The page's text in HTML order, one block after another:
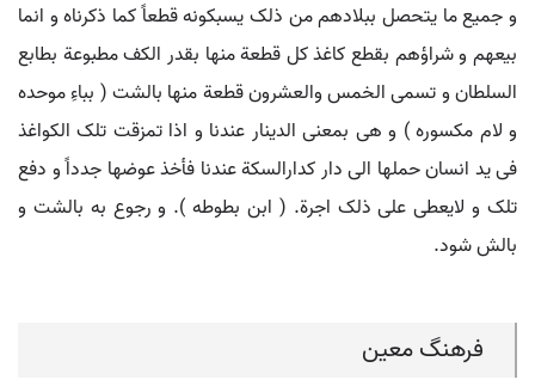
و جمیع ما یتحصل ببلادهم من ذلک یسبکونه قطعاً کما ذکرناه و انما
بیعهم و شراؤهم بقطع کاغذ کل قطعة منها بقدر الکف مطبوعة بطابع
السلطان و تسمی الخمس والعشرون قطعة منها بالشت ( بباءِ موحده
و لام مکسوره ) و هی بمعنی الدینار عندنا و اذا تمزقت تلک الکواغذ
فی ید انسان حملها الی دار کدارالسکة عندنا فأخذ عوضها جدداً و دفع
تلک و لایعطی علی ذلک اجرة. ( ابن بطوطه ). و رجوع به بالشت و
بالش شود.
فرهنگ معین